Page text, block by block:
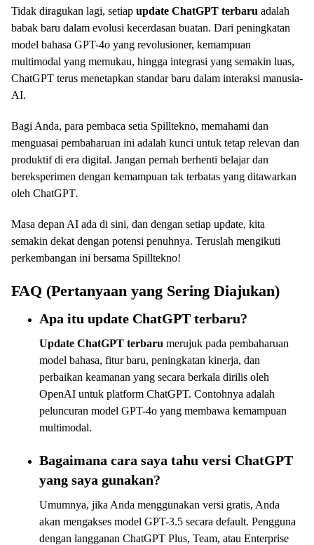
Tidak diragukan lagi, setiap update ChatGPT terbaru adalah
babak baru dalam evolusi kecerdasan buatan. Dari peningkatan
model bahasa GPT-4o yang revolusioner, kemampuan
multimodal yang memukau, hingga integrasi yang semakin luas,
ChatGPT terus menetapkan standar baru dalam interaksi manusia-
AI.
Bagi Anda, para pembaca setia Spilltekno, memahami dan
menguasai pembaharuan ini adalah kunci untuk tetap relevan dan
produktif di era digital. Jangan pernah berhenti belajar dan
bereksperimen dengan kemampuan tak terbatas yang ditawarkan
oleh ChatGPT.
Masa depan AI ada di sini, dan dengan setiap update, kita
semakin dekat dengan potensi penuhnya. Teruslah mengikuti
perkembangan ini bersama Spilltekno!
FAQ (Pertanyaan yang Sering Diajukan)
Apa itu update ChatGPT terbaru?
Update ChatGPT terbaru merujuk pada pembaharuan
model bahasa, fitur baru, peningkatan kinerja, dan
perbaikan keamanan yang secara berkala dirilis oleh
OpenAI untuk platform ChatGPT. Contohnya adalah
peluncuran model GPT-4o yang membawa kemampuan
multimodal.
Bagaimana cara saya tahu versi ChatGPT
yang saya gunakan?
Umumnya, jika Anda menggunakan versi gratis, Anda
akan mengakses model GPT-3.5 secara default. Pengguna
dengan langganan ChatGPT Plus, Team, atau Enterprise